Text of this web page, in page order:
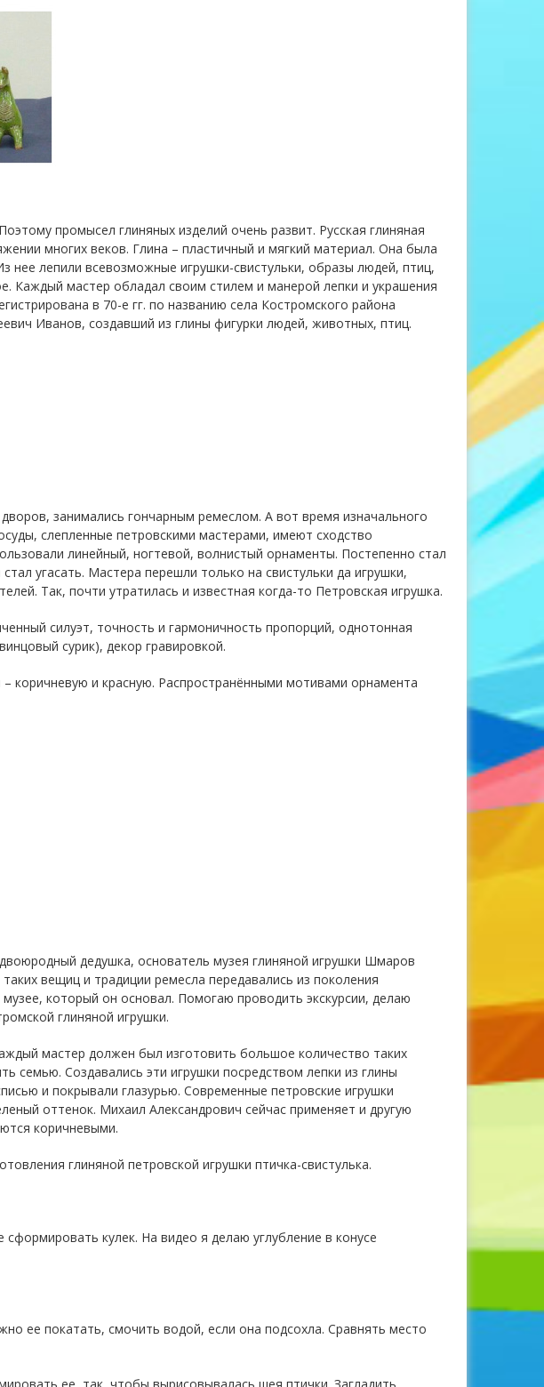
промысел глиняных изделий очень развит. Русская глиняная
многих веков. Глина – пластичный и мягкий материал. Она была
нее лепили всевозможные игрушки-свистульки, образы людей, птиц,
Каждый мастер обладал своим стилем и манерой лепки и украшения
в 70-е гг. по названию села Костромского района
Иванов, создавший из глины фигурки людей, животных, птиц.
занимались гончарным ремеслом. А вот время изначального
слепленные петровскими мастерами, имеют сходство
линейный, ногтевой, волнистый орнаменты. Постепенно стал
угасать. Мастера перешли только на свистульки да игрушки,
Так, почти утратилась и известная когда-то Петровская игрушка.
силуэт, точность и гармоничность пропорций, однотонная
сурик), декор гравировкой.
коричневую и красную. Распространёнными мотивами орнамента
дедушка, основатель музея глиняной игрушки Шмаров
вещиц и традиции ремесла передавались из поколения
который он основал. Помогаю проводить экскурсии, делаю
глиняной игрушки.
мастер должен был изготовить большое количество таких
семью. Создавались эти игрушки посредством лепки из глины
и покрывали глазурью. Современные петровские игрушки
оттенок. Михаил Александрович сейчас применяет и другую
коричневыми.
глиняной петровской игрушки птичка-свистулька.
сформировать кулек. На видео я делаю углубление в конусе
ее покатать, смочить водой, если она подсохла. Сравнять место